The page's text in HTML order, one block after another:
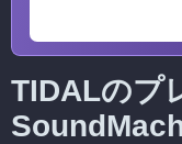
TIDALのプ